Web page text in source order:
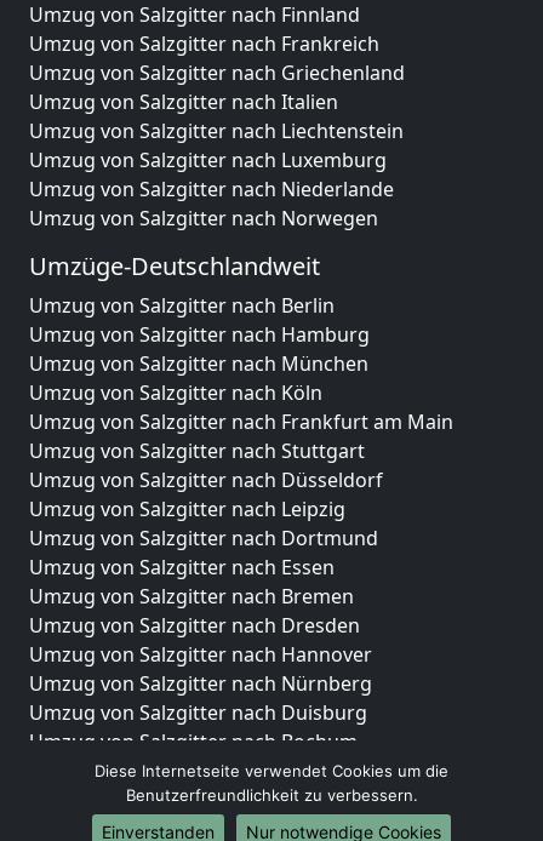
Umzug von Salzgitter nach Finnland
Umzug von Salzgitter nach Frankreich
Umzug von Salzgitter nach Griechenland
Umzug von Salzgitter nach Italien
Umzug von Salzgitter nach Liechtenstein
Umzug von Salzgitter nach Luxemburg
Umzug von Salzgitter nach Niederlande
Umzug von Salzgitter nach Norwegen
Umzüge-Deutschlandweit
Umzug von Salzgitter nach Berlin
Umzug von Salzgitter nach Hamburg
Umzug von Salzgitter nach München
Umzug von Salzgitter nach Köln
Umzug von Salzgitter nach Frankfurt am Main
Umzug von Salzgitter nach Stuttgart
Umzug von Salzgitter nach Düsseldorf
Umzug von Salzgitter nach Leipzig
Umzug von Salzgitter nach Dortmund
Umzug von Salzgitter nach Essen
Umzug von Salzgitter nach Bremen
Umzug von Salzgitter nach Dresden
Umzug von Salzgitter nach Hannover
Umzug von Salzgitter nach Nürnberg
Umzug von Salzgitter nach Duisburg
Umzug von Salzgitter nach Bochum
Umzug von Salzgitter nach Wuppertal
Umzug von Salzgitter nach Bielefeld
Umzug von Salzgitter nach Bonn
Diese Internetseite verwendet Cookies um die
Benutzerfreundlichkeit zu verbessern.
Einverstanden
Nur notwendige Cookies